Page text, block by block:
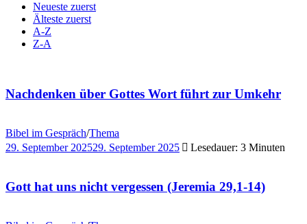
Neueste zuerst
Älteste zuerst
A-Z
Z-A
Nachdenken über Gottes Wort führt zur Umkehr
Bibel im Gespräch/Thema
29. September 202529. September 2025 Lesedauer: 3 Minuten
Gott hat uns nicht vergessen (Jeremia 29,1-14)